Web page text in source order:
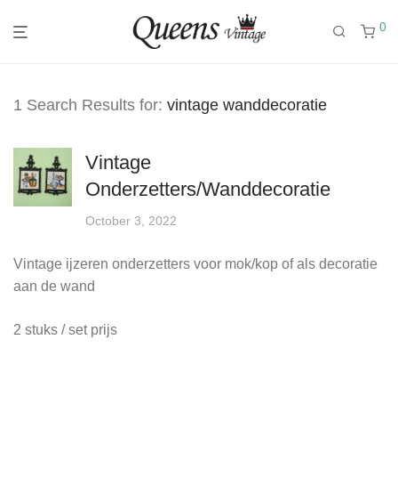
0
1 Search Results for: vintage wanddecoratie
Vintage
Onderzetters/Wanddecoratie
October 3, 2022
Vintage ijzeren onderzetters voor mok/kop of als decoratie
aan de wand
2 stuks / set prijs